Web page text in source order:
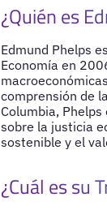
¿Quién es
Edmund Phelps
Economía en
comprensión de
Columbia,
sobre la justicia
sostenible y el
¿Cuál es su